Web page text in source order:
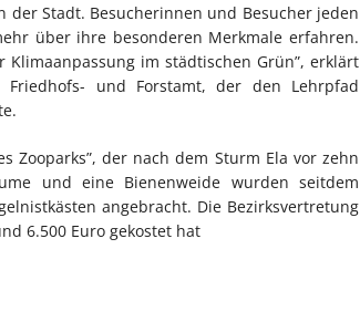
Stadt. Besucherinnen und Besucher jeden
über ihre besonderen Merkmale erfahren.
im städtischen Grün”, erklärt
und Forstamt, der den Lehrpfad
Zooparks”, der nach dem Sturm Ela vor zehn
und eine Bienenweide wurden seitdem
angebracht. Die Bezirksvertretung
6.500 Euro gekostet hat